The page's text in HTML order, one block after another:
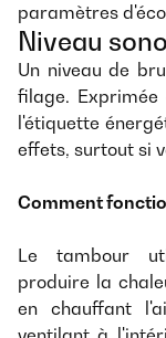
paramètres
Niveau
Un niveau de
filage.
l'étiquette
effets, surtout si
Comment
Le tambour
produire la
en chauffant